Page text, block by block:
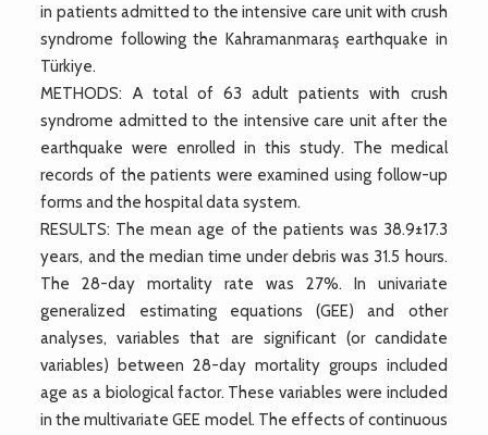
in patients admitted to the intensive care unit with crush
syndrome following the Kahramanmaraş earthquake in
Türkiye.
METHODS: A total of 63 adult patients with crush
syndrome admitted to the intensive care unit after the
earthquake were enrolled in this study. The medical
records of the patients were examined using follow-up
forms and the hospital data system.
RESULTS: The mean age of the patients was 38.9±17.3
years, and the median time under debris was 31.5 hours.
The 28-day mortality rate was 27%. In univariate
generalized estimating equations (GEE) and other
analyses, variables that are significant (or candidate
variables) between 28-day mortality groups included
age as a biological factor. These variables were included
in the multivariate GEE model. The effects of continuous